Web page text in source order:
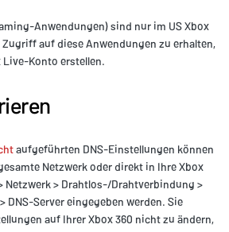
Anwendungen) sind nur im US Xbox
auf diese Anwendungen zu erhalten,
Live-Konto erstellen.
aufgeführten DNS-Einstellungen können
Netzwerk oder direkt in Ihre Xbox
Netzwerk > Drahtlos-/Drahtverbindung >
DNS-Server eingegeben werden. Sie
auf Ihrer Xbox 360 nicht zu ändern,